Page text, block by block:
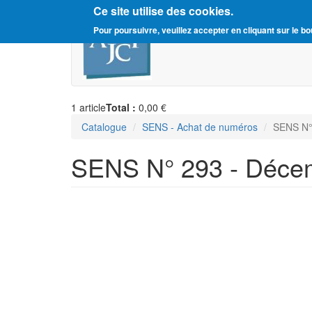
Ce site utilise des cookies.
Pour poursuivre, veuillez accepter en cliquant sur le
Amitié Judéo-Chrétienne
1 articleTotal : 0,00 €
Catalogue
SENS - Achat de numéros SENS
SENS N° 293 -